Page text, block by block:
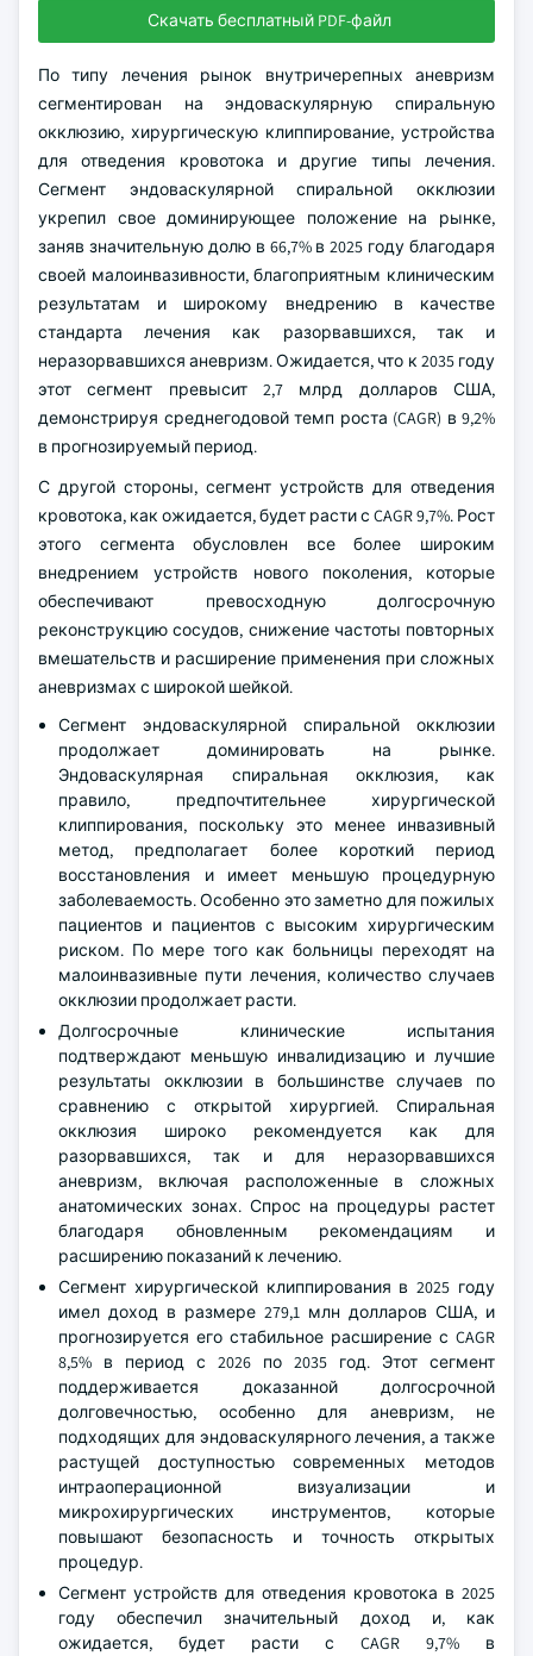
Скачать бесплатный PDF-файл
По типу лечения рынок внутричерепных аневризм
сегментирован на эндоваскулярную спиральную
окклюзию, хирургическую клиппирование, устройства
для отведения кровотока и другие типы лечения.
Сегмент эндоваскулярной спиральной окклюзии
укрепил свое доминирующее положение на рынке,
заняв значительную долю в 66,7% в 2025 году благодаря
своей малоинвазивности, благоприятным клиническим
результатам и широкому внедрению в качестве
стандарта лечения как разорвавшихся, так и
неразорвавшихся аневризм. Ожидается, что к 2035 году
этот сегмент превысит 2,7 млрд долларов США,
демонстрируя среднегодовой темп роста (CAGR) в 9,2%
в прогнозируемый период.
С другой стороны, сегмент устройств для отведения
кровотока, как ожидается, будет расти с CAGR 9,7%. Рост
этого сегмента обусловлен все более широким
внедрением устройств нового поколения, которые
обеспечивают превосходную долгосрочную
реконструкцию сосудов, снижение частоты повторных
вмешательств и расширение применения при сложных
аневризмах с широкой шейкой.
Сегмент эндоваскулярной спиральной окклюзии
продолжает доминировать на рынке.
Эндоваскулярная спиральная окклюзия, как
правило, предпочтительнее хирургической
клиппирования, поскольку это менее инвазивный
метод, предполагает более короткий период
восстановления и имеет меньшую процедурную
заболеваемость. Особенно это заметно для пожилых
пациентов и пациентов с высоким хирургическим
риском. По мере того как больницы переходят на
малоинвазивные пути лечения, количество случаев
окклюзии продолжает расти.
Долгосрочные клинические испытания
подтверждают меньшую инвалидизацию и лучшие
результаты окклюзии в большинстве случаев по
сравнению с открытой хирургией. Спиральная
окклюзия широко рекомендуется как для
разорвавшихся, так и для неразорвавшихся
аневризм, включая расположенные в сложных
анатомических зонах. Спрос на процедуры растет
благодаря обновленным рекомендациям и
расширению показаний к лечению.
Сегмент хирургической клиппирования в 2025 году
имел доход в размере 279,1 млн долларов США, и
прогнозируется его стабильное расширение с CAGR
8,5% в период с 2026 по 2035 год. Этот сегмент
поддерживается доказанной долгосрочной
долговечностью, особенно для аневризм, не
подходящих для эндоваскулярного лечения, а также
растущей доступностью современных методов
интраоперационной визуализации и
микрохирургических инструментов, которые
повышают безопасность и точность открытых
процедур.
Сегмент устройств для отведения кровотока в 2025
году обеспечил значительный доход и, как
ожидается, будет расти с CAGR 9,7% в